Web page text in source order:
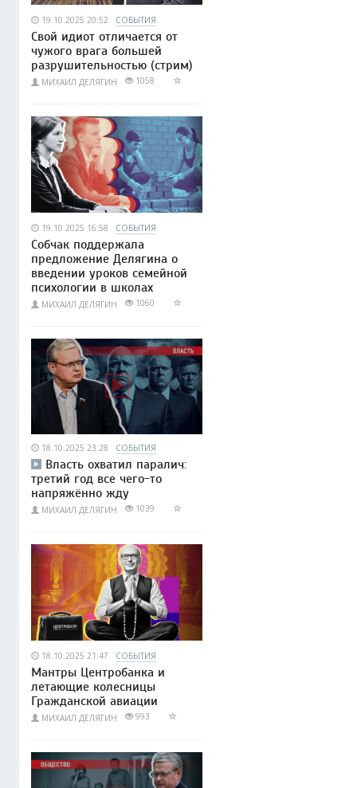
19.10.2025 20:52 СОБЫТИЯ
Свой идиот отличается от
чужого врага большей
разрушительностью (cтрим)
МИХАИЛ ДЕЛЯГИН 1058
19.10.2025 16:58 СОБЫТИЯ
Собчак поддержала
предложение Делягина о
введении уроков семейной
психологии в школах
МИХАИЛ ДЕЛЯГИН 1060
18.10.2025 23:28 СОБЫТИЯ
Власть охватил паралич:
третий год все чего-то
напряжённо жду
МИХАИЛ ДЕЛЯГИН 1039
18.10.2025 21:47 СОБЫТИЯ
Мантры Центробанка и
летающие колесницы
Гражданской авиации
МИХАИЛ ДЕЛЯГИН 993